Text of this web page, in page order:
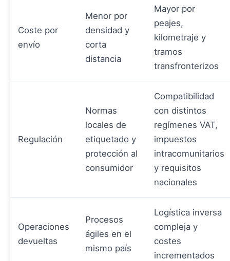
Coste por
envío
Menor por
densidad y
corta
distancia
Mayor por
peajes,
kilometraje y
tramos
transfronterizos
Regulación
Normas
locales de
etiquetado y
protección al
consumidor
Compatibilidad
con distintos
regímenes VAT,
impuestos
intracomunitarios
y requisitos
nacionales
Operaciones
devueltas
Procesos
ágiles en el
mismo país
Logística inversa
compleja y
costes
incrementados